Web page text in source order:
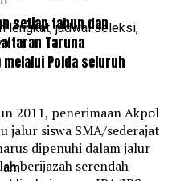
setiap tahun dan
Taruna
Polda seluruh
2011, penerimaan Akpol
jalur siswa SMA/sederajat
dipenuhi dalam jalur
berijazah serendah-
lengkat, jadwal seleksi,
am